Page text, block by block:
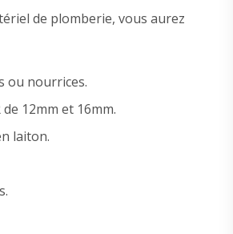
de plomberie, vous aurez
ou nourrices.
de 12mm et 16mm.
laiton.